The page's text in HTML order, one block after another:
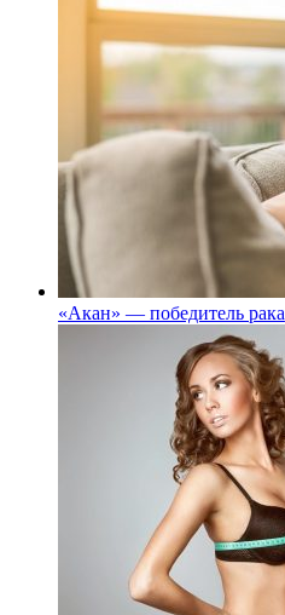
«Акан» — победитель рака